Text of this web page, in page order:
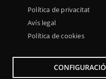
Política de privacitat
Avís legal
Política de cookies